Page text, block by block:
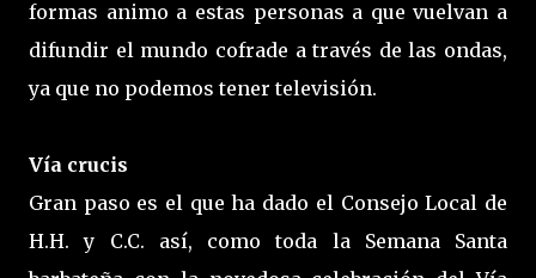
formas animo a estas personas a que vuelvan a
difundir el mundo cofrade a través de las ondas,
ya que no podemos tener televisión.
Vía crucis
Gran paso es el que ha dado el Consejo Local de
H.H. y C.C. así, como toda la Semana Santa